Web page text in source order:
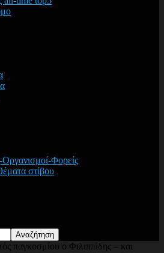
Φορείς
στίβου
παγκοσμίου ο Φιλιππίδης – και